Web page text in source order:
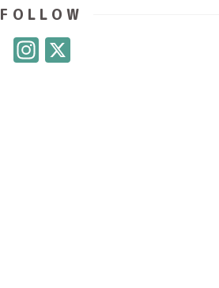
FOLLOW
Instagram